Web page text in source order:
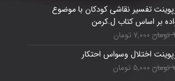
تفسیر نقاشی کودکان با موضوع
بر اساس کتاب ل.کرمن
7,000 تومان
اختلال وسواس احتکار
5,000 تومان